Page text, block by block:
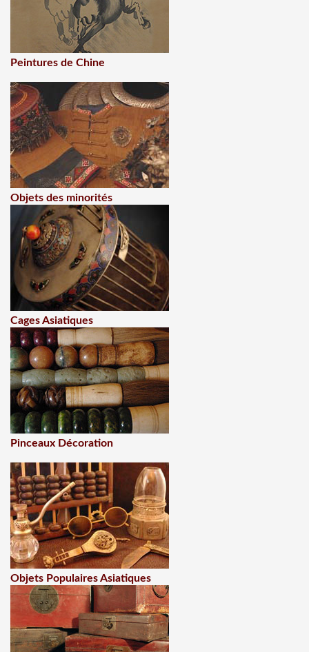
Peintures de Chine
Objets des minorités
Cages Asiatiques
Pinceaux Décoration
Objets Populaires Asiatiques